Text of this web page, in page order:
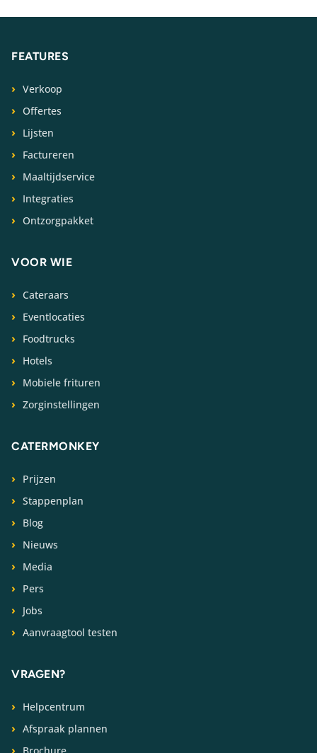
FEATURES
Verkoop
Offertes
Lijsten
Factureren
Maaltijdservice
Integraties
Ontzorgpakket
VOOR WIE
Cateraars
Eventlocaties
Foodtrucks
Hotels
Mobiele frituren
Zorginstellingen
CATERMONKEY
Prijzen
Stappenplan
Blog
Nieuws
Media
Pers
Jobs
Aanvraagtool testen
VRAGEN?
Helpcentrum
Afspraak plannen